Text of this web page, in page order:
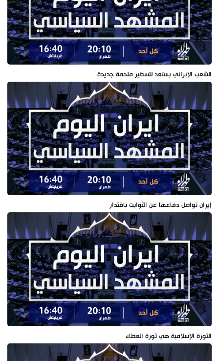
الشعب الإيراني يستعد لتسطير ملحمة جديدة
إيران تواصل دفاعها عن الثوابت باقتدار
الثورة الإسلامية هي ثورة العطاء